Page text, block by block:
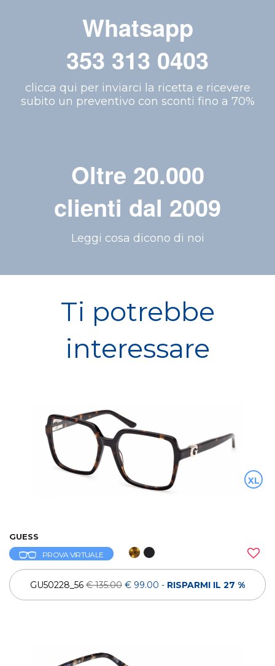
Whatsapp
353 313 0403
clicca qui per inviarci la ricetta e ricevere
subito un preventivo con sconti fino a 70%
Oltre 20.000
clienti dal 2009
Leggi cosa dicono di noi
Ti potrebbe
interessare
XL
GUESS
PROVA VIRTUALE
GU50228_56 € 135.00 € 99.00 - RISPARMI IL 27 %